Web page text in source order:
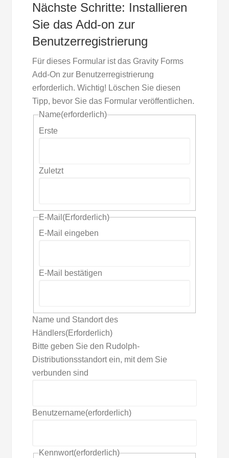
Nächste Schritte: Installieren
Sie das Add-on zur
Benutzerregistrierung
Für dieses Formular ist das Gravity Forms
Add-On zur Benutzerregistrierung
erforderlich. Wichtig! Löschen Sie diesen
Tipp, bevor Sie das Formular veröffentlichen.
Name(erforderlich)
Erste
Zuletzt
E-Mail (Erforderlich)
E-Mail eingeben
E-Mail bestätigen
Name und Standort des
Händlers(Erforderlich)
Bitte geben Sie den Rudolph-
Distributionsstandort ein, mit dem Sie
verbunden sind
Benutzername(erforderlich)
Kennwort(erforderlich)